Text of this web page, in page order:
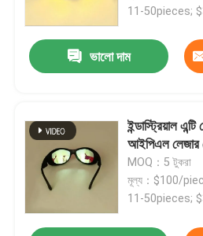
11-50pieces;
ভালো দাম
ইন্ডাস্ট্রিয়াল
আইপিএল লেজার
MOQ：5 টুকরা
মূল্য：$100/
11-50pieces;